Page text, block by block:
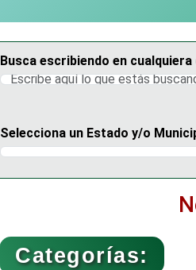
Busca escribiendo en
Selecciona un Estado y/o
Selecciona un Estado
Categorías: